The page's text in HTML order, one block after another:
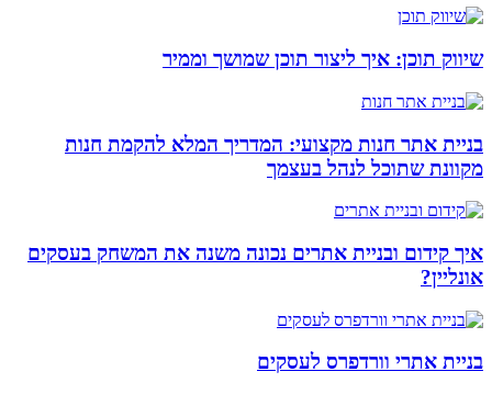
שיווק תוכן: איך ליצור תוכן שמושך וממיר
בניית אתר חנות מקצועי: המדריך המלא להקמת חנות
מקוונת שתוכל לנהל בעצמך
איך קידום ובניית אתרים נכונה משנה את המשחק בעסקים
אונליין?
בניית אתרי וורדפרס לעסקים